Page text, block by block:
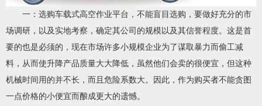
一：选购车载式高空作业平台，不能盲目选购，要做好充分的市
场调研，以及实地考察，确定其公司的规模以及其信誉程度。这是首
要的也是必须的，现在市场许多小规模企业为了谋取暴力而偷工减
料，从而使升降产品质量大大降低，虽然他们会卖的很便宜，但这种
机械时间用的并不长，而且危险系数大。因此，作为购买者不能贪图
一点价格的小便宜而酿成更大的遗憾。